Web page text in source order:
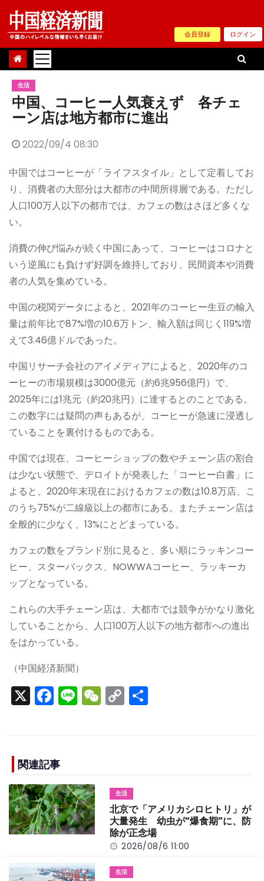
Skip
content
会員登録 ログイン
生活
中国、コーヒー人気衰えず 各チェ
ーン店は地方都市に進出
2022/09/4 08:30
中国ではコーヒーが「ライフスタイル」として定着してお
り、消費者の大部分は大都市の中間所得層である。ただし
人口100万人以下の都市では、カフェの数はさほど多くな
い。
消費の伸び悩みが続く中国にあって、コーヒーはコロナと
いう逆風にも負けず好調を維持しており、民間資本や消費
者の人気を集めている。
中国の税関データによると、2021年のコーヒー生豆の輸入
量は前年比で87%増の10.6万トン、輸入額は同じく119%増
えて3.46億ドルであった。
中国リサーチ会社のアイメディアによると、2020年のコ
ーヒーの市場規模は3000億元（約6兆956億円）で、
2025年には1兆元（約20兆円）に達するとのことである。
この数字には疑問の声もあるが、コーヒーが急速に浸透し
ていることを裏付けるものである。
中国では現在、コーヒーショップの数やチェーン店の割合
は少ない状態で、デロイトが発表した「コーヒー白書」に
よると、2020年末現在におけるカフェの数は10.8万店、こ
のうち75%が二線級以上の都市にある。またチェーン店は
全般的に少なく、13%にとどまっている。
カフェの数をブランド別に見ると、多い順にラッキンコー
ヒー、スターバックス、NOWWAコーヒー、ラッキーカ
ップとなっている。
これらの大手チェーン店は、大都市では競争がかなり激化
していることから、人口100万人以下の地方都市への進出
をはかっている。
（中国経済新聞）
X F
a
e
b
o
o
k
Li
n
W
e
C
o
n
k
関連記事
生活
北京で「アメリカシロヒトリ」が
大量発生 幼虫が“爆食期”に、防
除が正念場
2026/08/6 11:00
生活